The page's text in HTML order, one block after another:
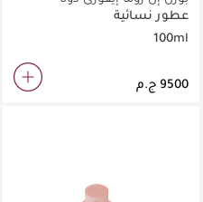
عطور نسائية
100ml